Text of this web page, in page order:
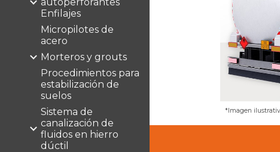
Enfilajes
Micropilotes de
acero
Morteros y grouts
Procedimientos para
estabilización de
suelos
Sistema de
canalización de
fluidos en hierro
dúctil
*Imagen